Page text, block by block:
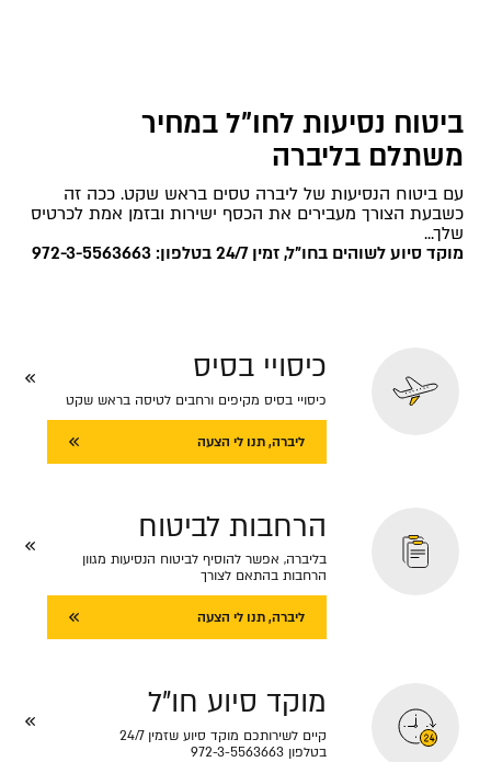
ביטוח נסיעות לחו"ל במחיר
משתלם בליברה
עם ביטוח הנסיעות של ליברה טסים בראש שקט. ככה זה
כשבעת הצורך מעבירים את הכסף ישירות ובזמן אמת לכרטיס
שלך...
מוקד סיוע לשוהים בחו"ל, זמין 24/7 בטלפון: 972-3-5563663
כיסויי בסיס
כיסויי בסיס מקיפים ורחבים לטיסה בראש שקט
ליברה, תנו לי הצעה
הרחבות לביטוח
בליברה, אפשר להוסיף לביטוח הנסיעות מגוון
הרחבות בהתאם לצורך
ליברה, תנו לי הצעה
מוקד סיוע חו"ל
קיים לשירותכם מוקד סיוע שזמין 24/7
בטלפון 972-3-5563663